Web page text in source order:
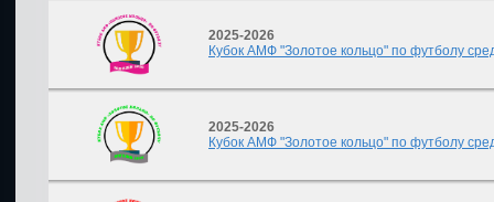
2025-2026
Кубок АМФ "Золотое кольцо" по футболу
2025-2026
Кубок АМФ "Золотое кольцо" по футболу